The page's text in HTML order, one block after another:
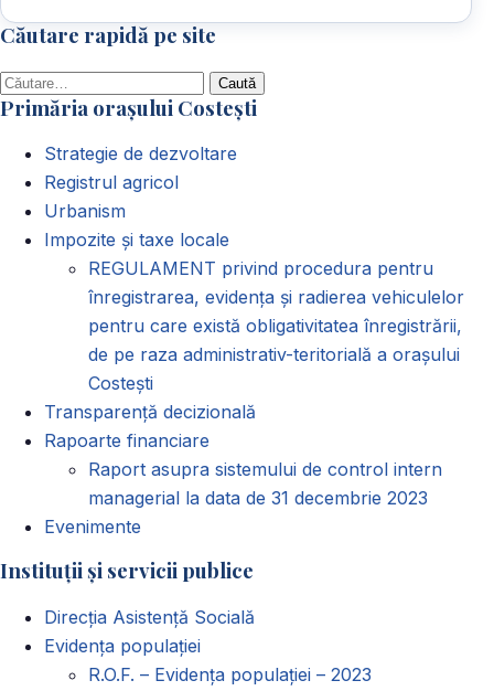
Căutare rapidă pe site
Caută
după:
Primăria orașului Costești
Strategie de dezvoltare
Registrul agricol
Urbanism
Impozite și taxe locale
REGULAMENT privind procedura pentru
înregistrarea, evidența și radierea vehiculelor
pentru care există obligativitatea înregistrării,
de pe raza administrativ-teritorială a orașului
Costești
Transparență decizională
Rapoarte financiare
Raport asupra sistemului de control intern
managerial la data de 31 decembrie 2023
Evenimente
Instituții și servicii publice
Direcția Asistență Socială
Evidența populației
R.O.F. – Evidența populației – 2023